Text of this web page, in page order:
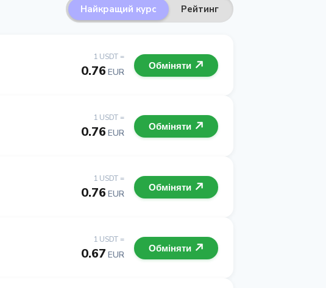
Найкращий курс Рейтинг
1 USDT =
0.76 EUR
Обміняти
1 USDT =
0.76 EUR
Обміняти
1 USDT =
0.76 EUR
Обміняти
1 USDT =
0.67 EUR
Обміняти